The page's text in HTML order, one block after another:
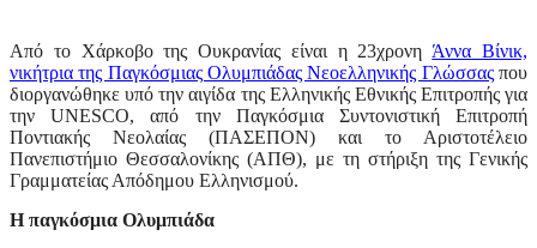
Από το Χάρκοβο της Ουκρανίας είναι η 23χρονη Άννα Βίνικ,
νικήτρια της Παγκόσμιας Ολυμπιάδας Νεοελληνικής Γλώσσαςπου
διοργανώθηκε υπό την αιγίδα της Ελληνικής Εθνικής Επιτροπής για
την UNESCO, από την Παγκόσμια Συντονιστική Επιτροπή
Ποντιακής Νεολαίας (ΠΑΣΕΠΟΝ) και το Αριστοτέλειο
Πανεπιστήμιο Θεσσαλονίκης (ΑΠΘ), με τη στήριξη της Γενικής
Γραμματείας Απόδημου Ελληνισμού.
Η παγκόσμια Ολυμπιάδα